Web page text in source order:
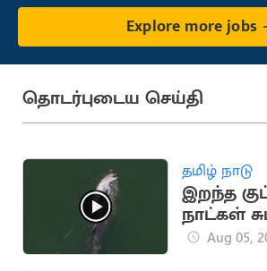
Explore more jobs
தொடர்புடைய செய்தி
தமிழ் நாடு
இறந்த
நாட்கள்
Aug 05,